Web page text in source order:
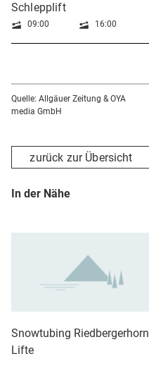
Schlepplift
09:00 16:00
Quelle: Allgäuer Zeitung & OYA
media GmbH
zurück zur Übersicht
In der Nähe
Snowtubing Riedbergerhorn
Lifte